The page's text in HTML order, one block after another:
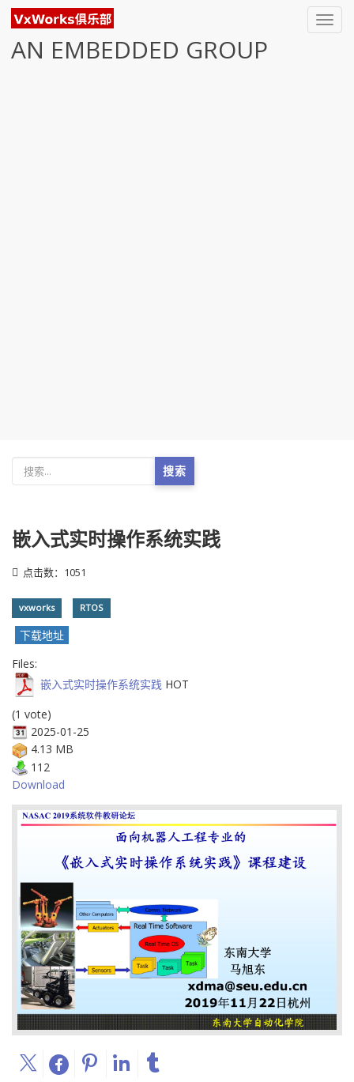
AN EMBEDDED GROUP
搜索
嵌入式实时操作系统实践
点击数：1051
vxworks RTOS
下载地址
Files:
嵌入式实时操作系统实践 HOT
(1 vote)
2025-01-25
4.13 MB
112
Download